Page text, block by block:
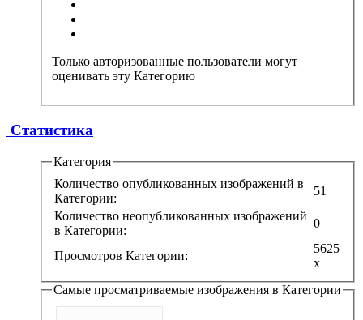
Только авторизованные пользователи могут
оценивать эту Категорию
Статистика
Категория
Количество опубликованных изображений в
Категории:
51
Количество неопубликованных изображений
в Категории:
0
Просмотров Категории:
5625
x
Самые просматриваемые изображения в Категории